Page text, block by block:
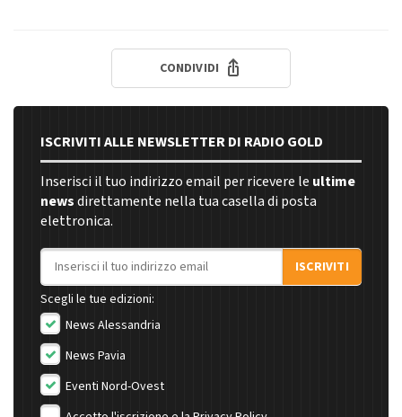
CONDIVIDI
ISCRIVITI ALLE NEWSLETTER DI RADIO GOLD
Inserisci il tuo indirizzo email per ricevere le ultime
newsdirettamente nella tua casella di posta
elettronica.
Indirizzo email
ISCRIVITI
Scegli le tue edizioni:
News Alessandria
News Pavia
Eventi Nord-Ovest